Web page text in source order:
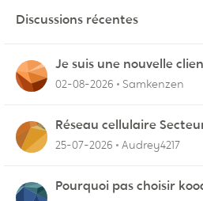
Discussions récentes
Je suis une nouvelle cliente
connecter mon appareil
02-08-2026 Samkenzen
Réseau cellulaire
Hautes-Laurentides
25-07-2026 Audrey4217
Pourquoi pas choisir